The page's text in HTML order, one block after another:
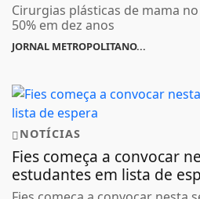
Cirurgias plásticas de mama
50% em dez anos
JORNAL METROPOLITANO...
NOTÍCIAS
Fies começa a convocar
estudantes em lista de